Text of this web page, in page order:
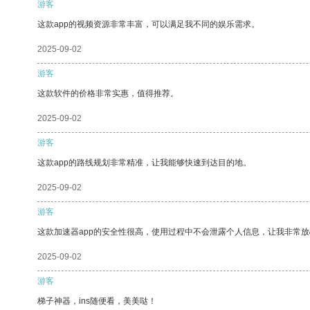
游客
这款app的视频资源非常丰富，可以满足我不同的娱乐需求。
2025-09-02
游客
这款软件的价格非常实惠，值得推荐。
2025-09-02
游客
这款app的路线规划非常精准，让我能够快速到达目的地。
2025-09-02
游客
这款加速器app的安全性很高，使用过程中不会泄露个人信息，让我非常
2025-09-02
游客
梯子神器，ins随便看，美美哒！